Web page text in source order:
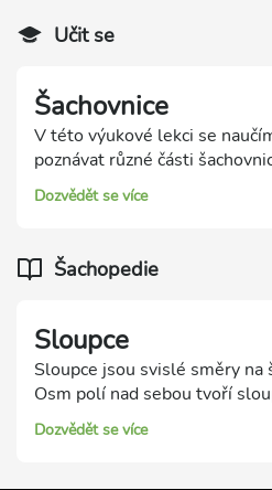
Učit se
Šachovnice
V této výukové lekci se
poznávat různé části
sloupce, řady, diagonály, střed,
rohy. V oblasti Školička k ní
Dozvědět se více
Šachopedie
Sloupce
Sloupce jsou svislé směry na
Osm polí nad sebou tvoří
šachovnici je celkem 8
jsou důležité hlavně pro
Dozvědět se více